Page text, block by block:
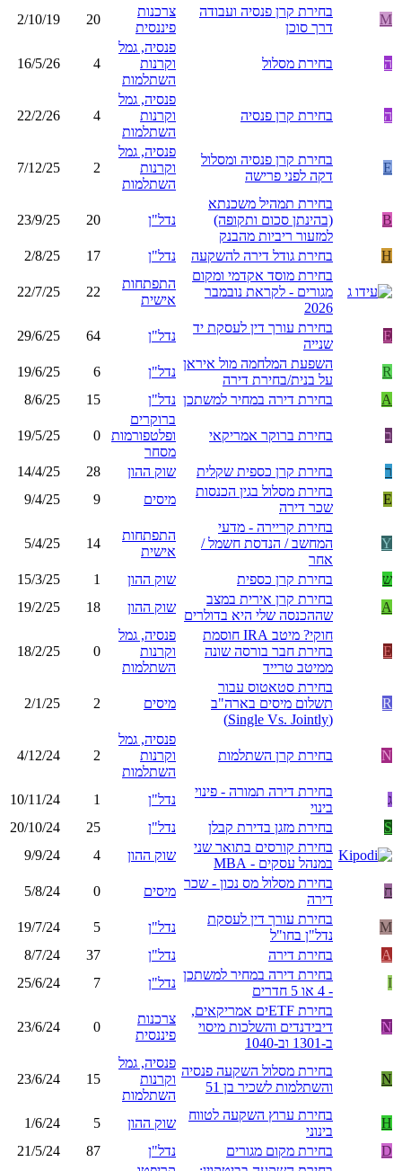
M
בחירת קרן פנסיה ועבודה
דרך סוכן
צרכנות
פיננסית
20
2/10/19
ה בחירת מסלול
פנסיה, גמל
וקרנות
השתלמות
4
16/5/26
ה בחירת קרן פנסיה
פנסיה, גמל
וקרנות
השתלמות
4
22/2/26
E
בחירת קרן פנסיה ומסלול
דקה לפני פרישה
פנסיה, גמל
וקרנות
השתלמות
2
7/12/25
B
בחירת תמהיל משכנתא
(בהינתן סכום ותקופה)
למזעור ריביות מהבנק
נדל"ן 20
23/9/25
H בחירת גודל דירה להשקעה נדל"ן 17
2/8/25
בחירת מוסד אקדמי ומקום
מגורים - לקראת נובמבר
2026
התפתחות
אישית
22
22/7/25
E
בחירת עורך דין לעסקת יד
שנייה
נדל"ן 64
29/6/25
R
השפעת המלחמה מול איראן
על בנית/בחירת דירה
נדל"ן 6
19/6/25
A
בחירת דירה במחיר למשתכן נדל"ן 15
8/6/25
ב בחירת ברוקר אמריקאי
ברוקרים
ופלטפורמות
מסחר
0
19/5/25
ר בחירת קרן כספית שקלית שוק ההון 28
14/4/25
E
בחירת מסלול בגין הכנסות
שכר דירה
מיסים 9
9/4/25
Y
בחירת קריירה - מדעי
המחשב / הנדסת חשמל /
אחר
התפתחות
אישית
14
5/4/25
ש בחירת קרן כספית שוק ההון 1
15/3/25
A
בחירת קרן אירית במצב
שההכנסה שלי היא בדולרים
שוק ההון 18
19/2/25
E
חוקי? מיטב IRA חוסמת
בחירת חבר בורסה שונה
ממיטב טרייד
פנסיה, גמל
וקרנות
השתלמות
0
18/2/25
R
בחירת סטאטוס עבור
תשלום מיסים בארה"ב
(Single Vs. Jointly)
מיסים 2
2/1/25
N בחירת קרן השתלמות
פנסיה, גמל
וקרנות
השתלמות
2
4/12/24
ג
בחירת דירה תמורה - פינוי
בינוי
נדל"ן 1
10/11/24
S
בחירת מזגן בדירת קבלן נדל"ן 25
20/10/24
בחירת קורסים בתואר שני
במנהל עסקים - MBA
שוק ההון 4
9/9/24
ח
בחירת מסלול מס נכון - שכר
דירה
מיסים 0
5/8/24
M
בחירת עורך דין לעסקת
נדל"ן בחו"ל
נדל"ן 5
19/7/24
A
בחירת דירה נדל"ן 37
8/7/24
I
בחירת דירה במחיר למשתכן
- 4 או 5 חדרים
נדל"ן 7
25/6/24
N
בחירת ETFים אמריקאים,
דיבידנדים והשלכות מיסוי
ב-1301 וב-1040
צרכנות
פיננסית
0
23/6/24
N
בחירת מסלול השקעה פנסיה
והשתלמות לשכיר בן 51
פנסיה, גמל
וקרנות
השתלמות
15
23/6/24
H
בחירת ערוץ השקעה לטווח
בינוני
שוק ההון 5
1/6/24
D
בחירת מקום מגורים נדל"ן 87
21/5/24